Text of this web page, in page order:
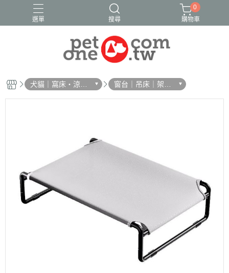
選單 搜尋
0
購物車
犬貓｜窩床・涼
墊・樓梯
窗台｜吊床｜架高
床